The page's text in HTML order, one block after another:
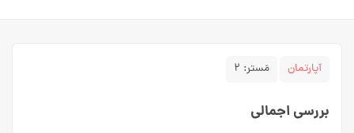
آپارتمان مَستر: ۲
بررسی اجمالی